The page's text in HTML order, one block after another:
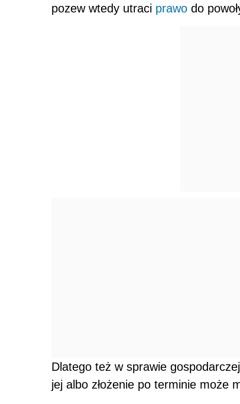
pozew wtedy utraci prawo do
Dlatego też w sprawie
jej albo złożenie po terminie może